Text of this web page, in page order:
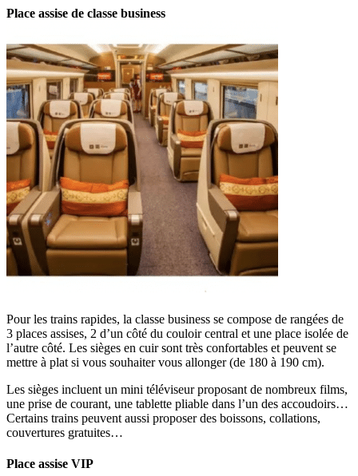
Place assise de classe business
Pour les trains rapides, la classe business se compose de rangées de
3 places assises, 2 d’un côté du couloir central et une place isolée de
l’autre côté. Les sièges en cuir sont très confortables et peuvent se
mettre à plat si vous souhaiter vous allonger (de 180 à 190 cm).
Les sièges incluent un mini téléviseur proposant de nombreux films,
une prise de courant, une tablette pliable dans l’un des accoudoirs…
Certains trains peuvent aussi proposer des boissons, collations,
couvertures gratuites…
Place assise VIP